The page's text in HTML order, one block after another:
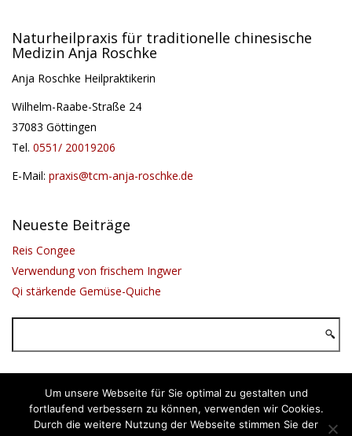
Naturheilpraxis für traditionelle chinesische
Medizin Anja Roschke
Anja Roschke Heilpraktikerin
Wilhelm-Raabe-Straße 24
37083 Göttingen
Tel. 0551/ 20019206
E-Mail: praxis@tcm-anja-roschke.de
Neueste Beiträge
Reis Congee
Verwendung von frischem Ingwer
Qi stärkende Gemüse-Quiche
© 2014 –2026 Anja Roschke
Impressum
Datenschutz
Um unsere Webseite für Sie optimal zu gestalten und
fortlaufend verbessern zu können, verwenden wir Cookies.
Durch die weitere Nutzung der Webseite stimmen Sie der